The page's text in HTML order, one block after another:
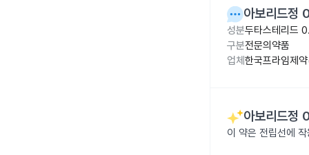
아보리드정
성분두타스테리드
구분전문의약품
업체 한국프라임제
아보리드정
이 약은 전립선에